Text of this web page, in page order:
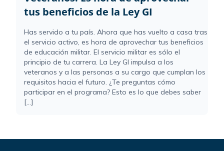
tus beneficios de la Ley GI
Has servido a tu país. Ahora que has vuelto a casa tras
el servicio activo, es hora de aprovechar tus beneficios
de educación militar. El servicio militar es sólo el
principio de tu carrera. La Ley GI impulsa a los
veteranos y a las personas a su cargo que cumplan los
requisitos hacia el futuro. ¿Te preguntas cómo
participar en el programa? Esto es lo que debes saber
[...]